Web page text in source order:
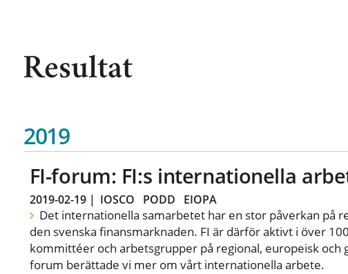
Resultat
2019
FI-forum: FI:s internationella
2019-02-19| IOSCO PODD EIOPA
Det internationella samarbetet har en stor påverkan på
den svenska finansmarknaden. FI är därför aktivt i över
kommittéer och arbetsgrupper på regional, europeisk och
forum berättade vi mer om vårt internationella arbete.